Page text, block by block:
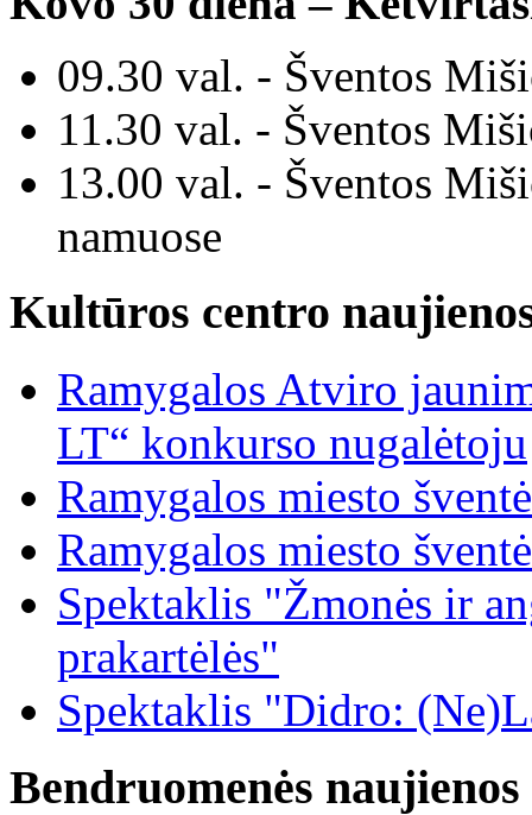
09.30 val. - Šventos M
11.30 val. - Šventos M
13.00 val. - Šventos
namuose
Kultūros centro
Ramygalos Atviro
LT“ konkurso nugalėtoju
Ramygalos miesto šventė
Ramygalos miesto šventė
Spektaklis "Žmonės ir
prakartėlės"
Spektaklis "Didro:
Bendruomenės naujienos